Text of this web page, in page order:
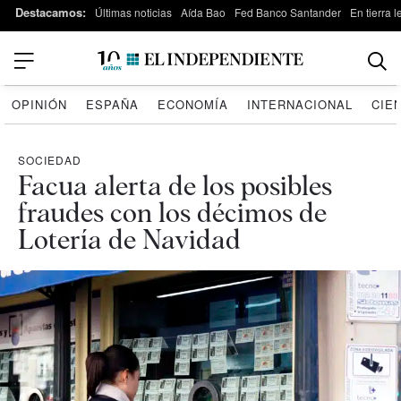
Destacamos: Últimas noticias Aída Bao Fed Banco Santander En tierra
OPINIÓN ESPAÑA ECONOMÍA INTERNACIONAL
SOCIEDAD
Facua alerta de los posibles
fraudes con los décimos de
Lotería de Navidad